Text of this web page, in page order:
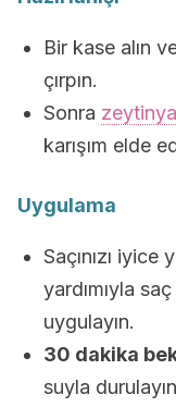
Bir kase alın
çırpın.
Sonra
karışım elde
Uygulama
Saçınızı iyice
yardımıyla
uygulayın.
30 dakika
suyla